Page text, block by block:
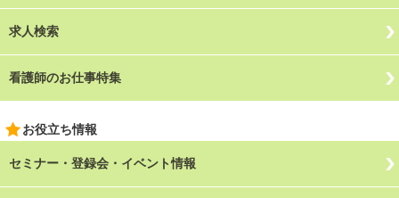
求人検索
看護師のお仕事特集
お役立ち情報
セミナー・登録会・イベント情報